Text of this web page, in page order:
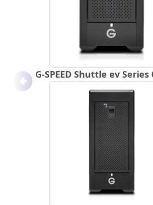
G-SPEED Shuttle ev Series
Anterior